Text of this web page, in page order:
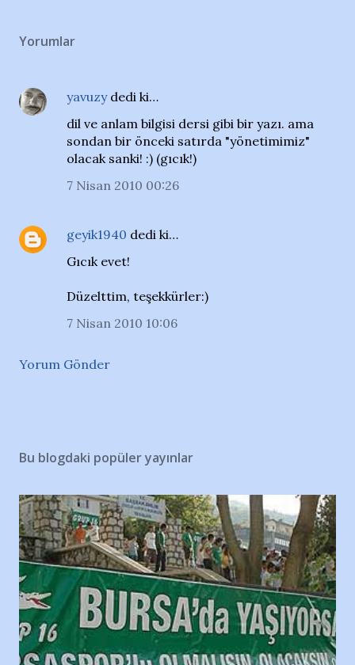
Yorumlar
yavuzydedi ki…
dil ve anlam bilgisi dersi gibi bir yazı. ama
sondan bir önceki satırda "yönetimimiz"
olacak sanki! :) (gıcık!)
7 Nisan 2010 00:26
geyik1940 dedi ki…
Gıcık evet!
Düzelttim, teşekkürler:)
7 Nisan 2010 10:06
Yorum Gönder
Bu blogdaki popüler yayınlar